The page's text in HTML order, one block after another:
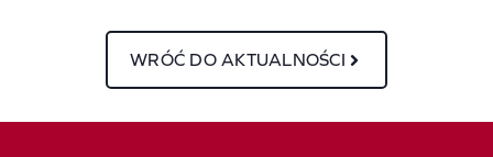
WRÓĆ DO AKTUALNOŚCI